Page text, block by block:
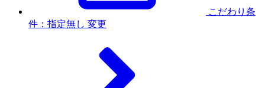
こだわり条
件：指定無し 変更